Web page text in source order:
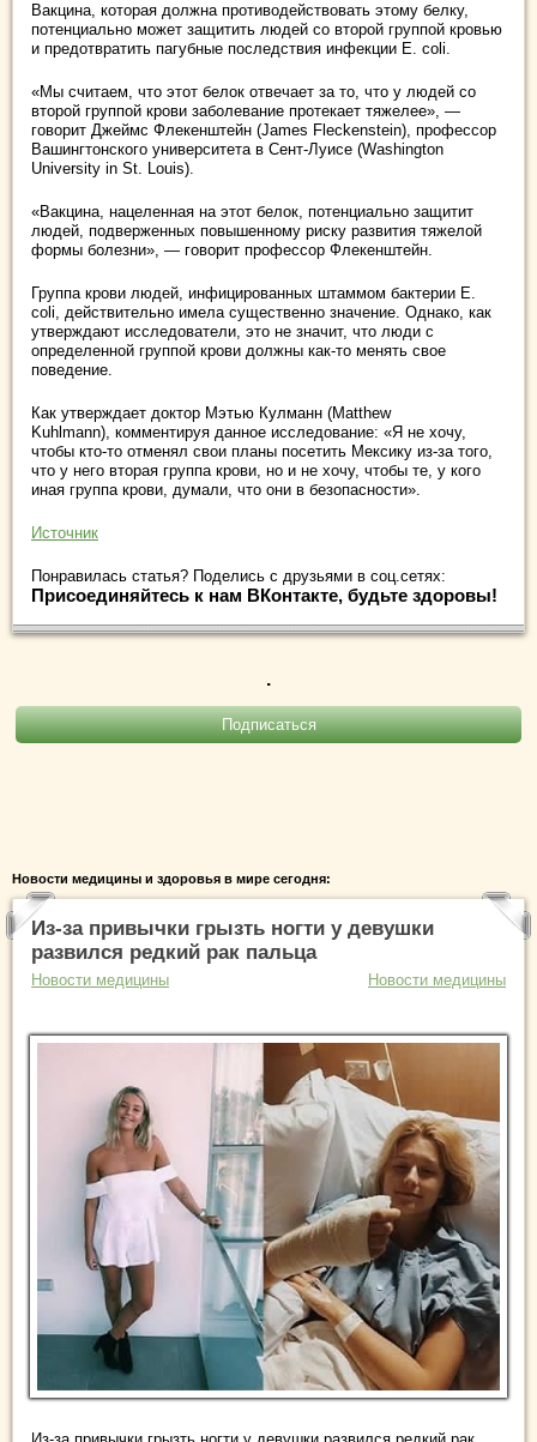
Вакцина, которая должна противодействовать этому белку,
потенциально может защитить людей со второй группой кровью
и предотвратить пагубные последствия инфекции E. сoli.
«Мы считаем, что этот белок отвечает за то, что у людей со
второй группой крови заболевание протекает тяжелее», —
говорит Джеймс Флекенштейн (James Fleckenstein), профессор
Вашингтонского университета в Сент-Луисе (Washington
University in St. Louis).
«Вакцина, нацеленная на этот белок, потенциально защитит
людей, подверженных повышенному риску развития тяжелой
формы болезни», — говорит профессор Флекенштейн.
Группа крови людей, инфицированных штаммом бактерии E.
coli, действительно имела существенно значение. Однако, как
утверждают исследователи, это не значит, что люди с
определенной группой крови должны как-то менять свое
поведение.
Как утверждает доктор Мэтью Кулманн (Matthew
Kuhlmann), комментируя данное исследование: «Я не хочу,
чтобы кто-то отменял свои планы посетить Мексику из-за того,
что у него вторая группа крови, но и не хочу, чтобы те, у кого
иная группа крови, думали, что они в безопасности».
Источник
Понравилась статья? Поделись с друзьями в соц.сетях:
Присоединяйтесь к нам ВКонтакте, будьте здоровы!
.
Новости медицины и здоровья в мире сегодня:
Из-за привычки грызть ногти у девушки
развился редкий рак пальца
Новости медицины Новости медицины
Из-за привычки грызть ногти у девушки развился редкий рак